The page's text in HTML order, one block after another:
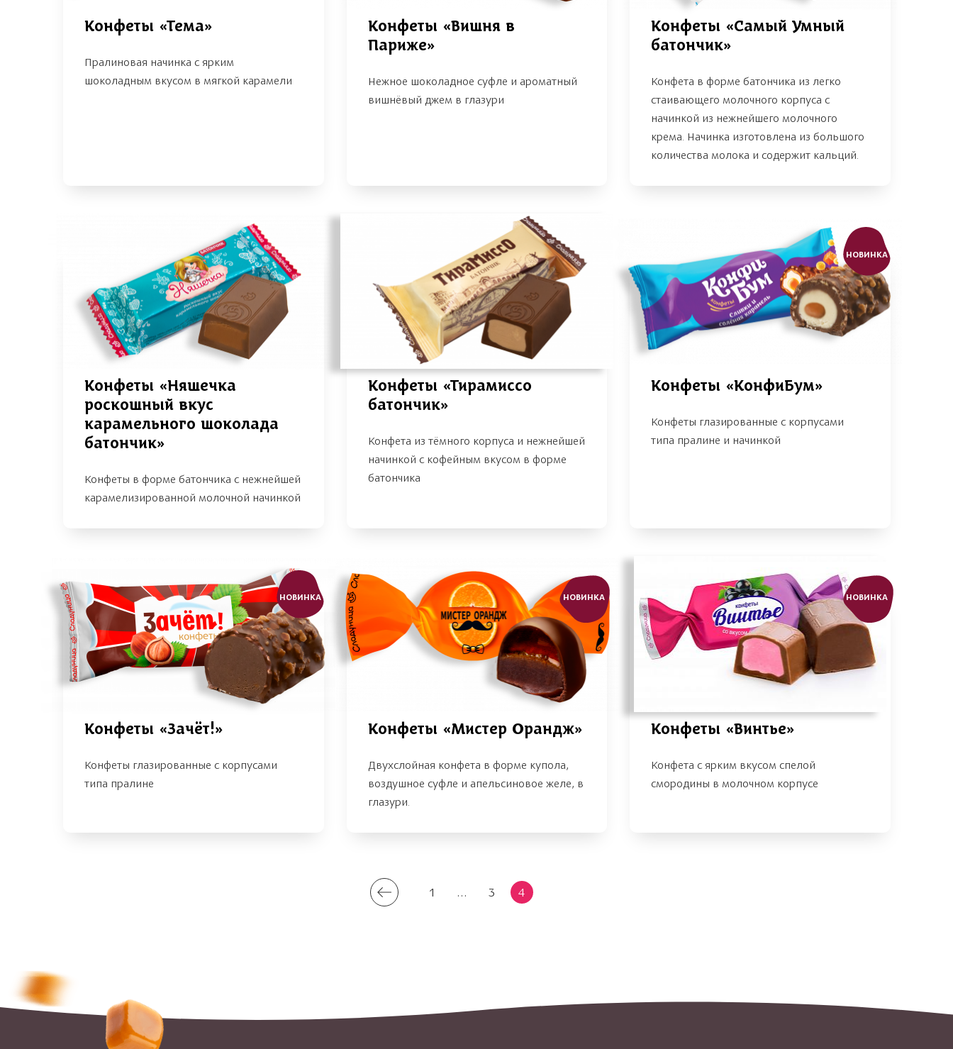
Конфеты «Тема»
Пралиновая начинка с ярким
шоколадным вкусом в мягкой карамели
Конфеты «Вишня в
Париже»
Нежное шоколадное суфле и ароматный
вишнёвый джем в глазури
Конфеты «Самый Умный
батончик»
Конфета в форме батончика из легко
стаивающего молочного корпуса с
начинкой из нежнейшего молочного
крема. Начинка изготовлена из большого
количества молока и содержит кальций.
Конфеты «Няшечка
роскошный вкус
карамельного шоколада
батончик»
Конфеты в форме батончика с нежнейшей
карамелизированной молочной начинкой
Конфеты «Тирамиссо
батончик»
Конфета из тёмного корпуса и нежнейшей
начинкой с кофейным вкусом в форме
батончика
НОВИНКА
Конфеты «КонфиБум»
Конфеты глазированные с корпусами
типа пралине и начинкой
НОВИНКА
Конфеты «Зачёт!»
Конфеты глазированные с корпусами
типа пралине
НОВИНКА
Конфеты «Мистер Орандж»
Двухслойная конфета в форме купола,
воздушное суфле и апельсиновое желе, в
глазури.
НОВИНКА
Конфеты «Винтье»
Конфета с ярким вкусом спелой
смородины в молочном корпусе
1 ... 3 4